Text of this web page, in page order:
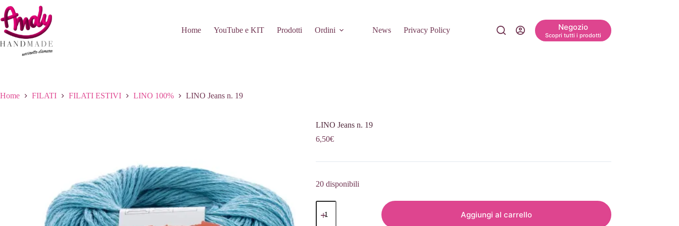
al
contenuto
Home
YouTube e KIT Prodotti Ordini News Privacy Policy Negozio
Scopri tutti i prodotti
Home FILATI FILATI ESTIVI LINO 100% LINO Jeans n. 19
LINO Jeans n. 19
6,50€
20 disponibili
LINO
Jeans
Aggiungi al carrello